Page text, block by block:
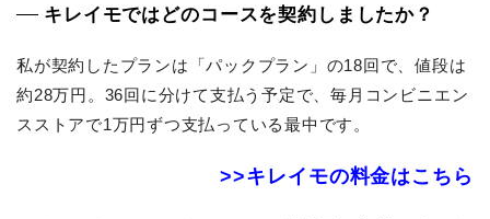
キレイモではどのコースを契約しましたか？
私が契約したプランは「パックプラン」の18回で、値段は
約28万円。36回に分けて支払う予定で、毎月コンビニエン
スストアで1万円ずつ支払っている最中です。
>>キレイモの料金はこちら